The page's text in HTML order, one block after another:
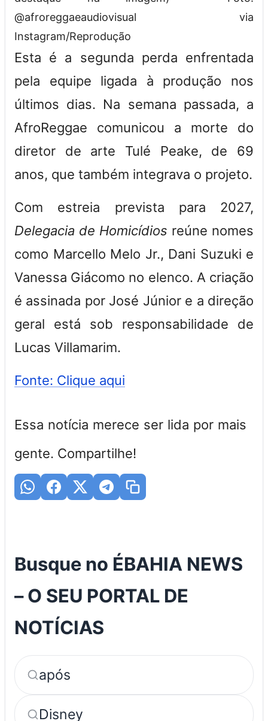
@afroreggaeaudiovisual via
Instagram/Reprodução
Esta é a segunda perda enfrentada
pela equipe ligada à produção nos
últimos dias. Na semana passada, a
AfroReggae comunicou a morte do
diretor de arte Tulé Peake, de 69
anos, que também integrava o projeto.
Com estreia prevista para 2027,
Delegacia de Homicídios reúne nomes
como Marcello Melo Jr., Dani Suzuki e
Vanessa Giácomo no elenco. A criação
é assinada por José Júnior e a direção
geral está sob responsabilidade de
Lucas Villamarim.
Fonte: Clique aqui
Essa notícia merece ser lida por mais
gente. Compartilhe!
Busque no ÉBAHIA NEWS
– O SEU PORTAL DE
NOTÍCIAS
após
Disney